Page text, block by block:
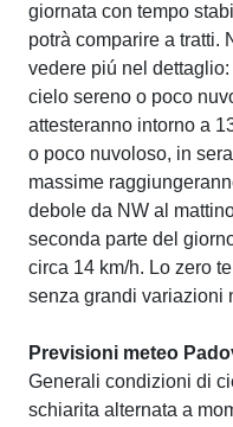
giornata con tempo
potrà comparire a tratti.
vedere piú nel
cielo sereno o poco
attesteranno intorno a
o poco nuvoloso, in
massime
debole da NW al
seconda parte del
circa 14 km/h. Lo zero
senza grandi variazioni
Previsioni meteo
Generali condizioni di
schiarita alternata a